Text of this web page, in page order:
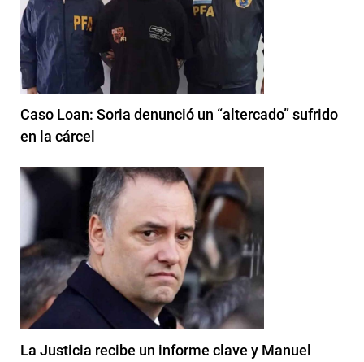
Caso Loan: Soria denunció un “altercado” sufrido
en la cárcel
La Justicia recibe un informe clave y Manuel